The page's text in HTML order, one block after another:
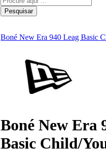
Pesquisar
Boné New Era 940 Leag Basic
Boné New Era
Basic Child/